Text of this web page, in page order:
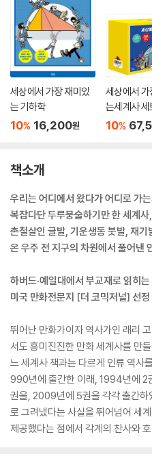
세상에서 가장 재미있
는 기하학
10% 16,200원
세상에서
는세계사 세
10%
책소개
우리는 어디에서 왔다가 어디로 가
복잡다단 두루뭉술하기만 한 세계
촌철살인 글발, 기운생동 붓발, 재기
온 우주 전 지구의 차원에서 풀어낸
하버드·예일대에서 부교재로 읽히
미국 만화전문지 [더 코믹저널] 선
뛰어난 만화가이자 역사가인 래리
서도 흥미진진한 만화 세계사를 만
느 세계사 책과는 다르게 인류 역사
990년에 출간한 이래, 1994년에
권을, 2009년에 5권을 각각 출간하
로 그려냈다는 사실을 뛰어넘어 세
제공했다는 점에서 각계의 찬사와